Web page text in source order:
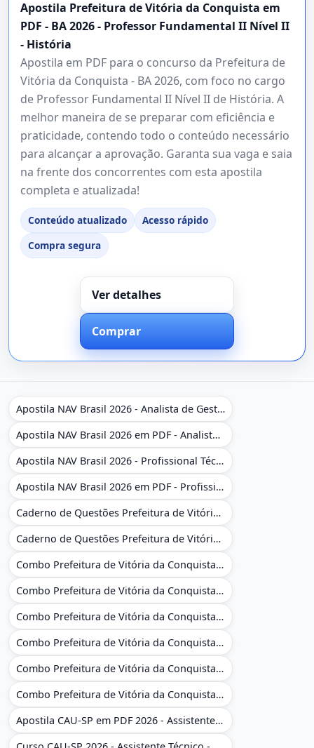
Apostila Prefeitura de Vitória da Conquista em
PDF - BA 2026 - Professor Fundamental II Nível II
- História
Apostila em PDF para o concurso da Prefeitura de
Vitória da Conquista - BA 2026, com foco no cargo
de Professor Fundamental II Nível II de História. A
melhor maneira de se preparar com eficiência e
praticidade, contendo todo o conteúdo necessário
para alcançar a aprovação. Garanta sua vaga e saia
na frente dos concorrentes com esta apostila
completa e atualizada!
Conteúdo atualizado
Acesso rápido
Compra segura
Ver detalhes
Comprar
Apostila NAV Brasil 2026 - Analista de Gestão
Apostila NAV Brasil 2026 em PDF - Analista de Gestão
Apostila NAV Brasil 2026 - Profissional Técnico de Navegação Aérea - Operador de Torre de Controle
Apostila NAV Brasil 2026 em PDF - Profissional Técnico de Navegação Aérea - Operador de Torre de Controle
Caderno de Questões Prefeitura de Vitória da Conquista - BA - Conhecimentos Gerais - 450 Questões Gabaritadas
Caderno de Questões Prefeitura de Vitória da Conquista em PDF - BA - Conhecimentos Gerais - 450 Questões Gabaritadas
Combo Prefeitura de Vitória da Conquista - BA 2026 - Monitor Escolar (Educação Infantil e Cobertura das AC'S)
Combo Prefeitura de Vitória da Conquista - BA 2026 - Monitor Escolar (Educação Infantil e Cobertura das AC'S)
Combo Prefeitura de Vitória da Conquista - BA 2026 - Monitor Escolar (Suporte às Crianças com Deficiência)
Combo Prefeitura de Vitória da Conquista - BA 2026 - Monitor Escolar (Suporte às Crianças com Deficiência)
Combo Prefeitura de Vitória da Conquista - BA 2026 - Pedagogo - Zona Urbana e/ou Rural
Combo Prefeitura de Vitória da Conquista - BA 2026 - Pedagogo - Zona Urbana e/ou Rural
Apostila CAU-SP em PDF 2026 - Assistente Técnico - Administrativo